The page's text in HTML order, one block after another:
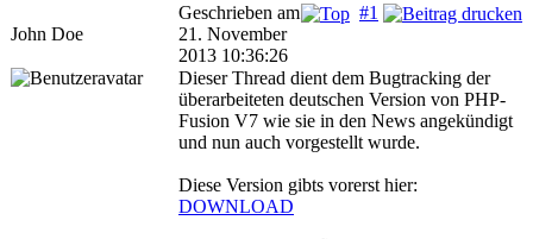
John Doe
#1
Geschrieben am
21. November
2013 10:36:26
Dieser Thread dient dem Bugtracking der
überarbeiteten deutschen Version von PHP-
Fusion V7 wie sie in den News angekündigt
und nun auch vorgestellt wurde.
Diese Version gibts vorerst hier:
DOWNLOAD